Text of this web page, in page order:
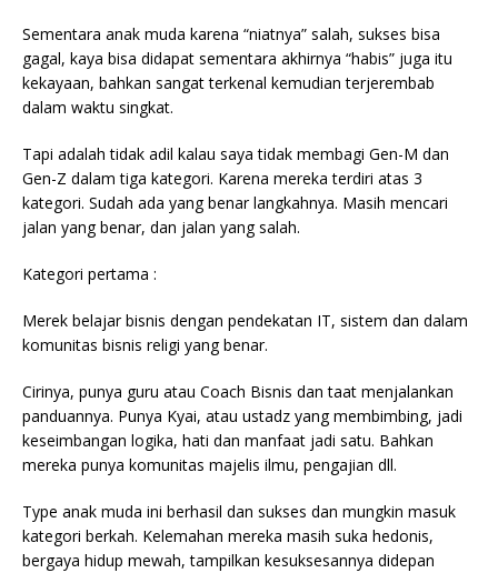
Sementara anak muda karena “niatnya” salah, sukses bisa
gagal, kaya bisa didapat sementara akhirnya “habis” juga itu
kekayaan, bahkan sangat terkenal kemudian terjerembab
dalam waktu singkat.
Tapi adalah tidak adil kalau saya tidak membagi Gen-M dan
Gen-Z dalam tiga kategori. Karena mereka terdiri atas 3
kategori. Sudah ada yang benar langkahnya. Masih mencari
jalan yang benar, dan jalan yang salah.
Kategori pertama :
Merek belajar bisnis dengan pendekatan IT, sistem dan dalam
komunitas bisnis religi yang benar.
Cirinya, punya guru atau Coach Bisnis dan taat menjalankan
panduannya. Punya Kyai, atau ustadz yang membimbing, jadi
keseimbangan logika, hati dan manfaat jadi satu. Bahkan
mereka punya komunitas majelis ilmu, pengajian dll.
Type anak muda ini berhasil dan sukses dan mungkin masuk
kategori berkah. Kelemahan mereka masih suka hedonis,
bergaya hidup mewah, tampilkan kesuksesannya didepan